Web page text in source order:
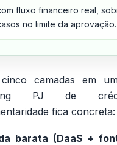
fluxo financeiro real,
no limite da aprovação.
camadas em
PJ de
fica concreta:
barata (DaaS +